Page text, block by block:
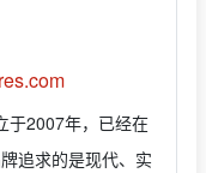
于2007年，已经在
追求的是现代、实